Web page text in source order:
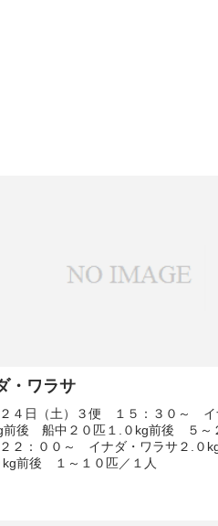
・ワラサ
２４日（土）３便 １５：３０～ イ
前後 船中２０匹１.０kg前後 ５～
２：００～ イナダ・ワラサ２.０
kg前後 １～１０匹／１人